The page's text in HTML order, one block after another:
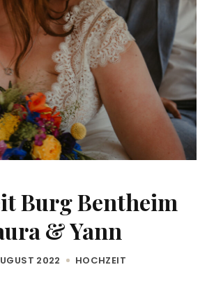
Burg Bentheim
& Yann
2022 HOCHZEIT